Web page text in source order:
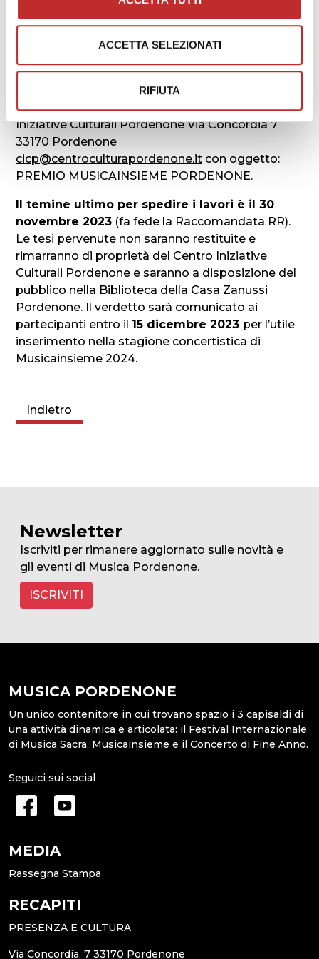
ACCETTA SELEZIONATI
RIFIUTA
la votazione conseguita dalla tesi in oggetto.
Le tesi e i programmi (con attestazione che sono
concerto andranno spedite: una copia in formato
cartaceo e una copia, conforme al cartaceo, in un
file formato pdf al seguente indirizzo: Centro
Iniziative Culturali Pordenone Via Concordia 7
33170 Pordenone
cicp@centroculturapordenone.it con oggetto:
PREMIO MUSICAINSIEME PORDENONE.
Il temine ultimo per spedire i lavori è il 30
novembre 2023 (fa fede la Raccomandata RR).
Le tesi pervenute non saranno restituite e
rimarranno di proprietà del Centro Iniziative
Culturali Pordenone e saranno a disposizione del
pubblico nella Biblioteca della Casa Zanussi
Pordenone. Il verdetto sarà comunicato ai
partecipanti entro il 15 dicembre 2023 per l’utile
inserimento nella stagione concertistica di
Musicainsieme 2024.
Indietro
Newsletter
Iscriviti per rimanere aggiornato sulle novità e
gli eventi di Musica Pordenone.
ISCRIVITI
MUSICA PORDENONE
Un unico contenitore in cui trovano spazio i 3 capisaldi di
una attività dinamica e articolata: il Festival Internazionale
di Musica Sacra, Musicainsieme e il Concerto di Fine Anno.
Seguici sui social
MEDIA
Rassegna Stampa
RECAPITI
PRESENZA E CULTURA
Via Concordia, 7 33170 Pordenone